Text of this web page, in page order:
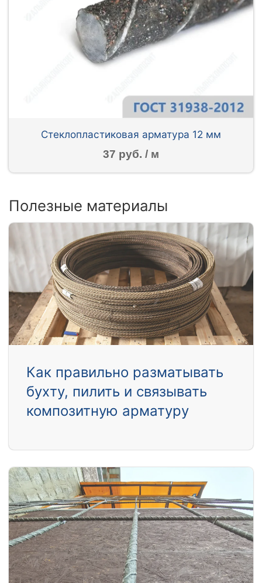
Стеклопластиковая арматура 12 мм
37 руб. / м
Полезные материалы
Как правильно разматывать
бухту, пилить и связывать
композитную арматуру